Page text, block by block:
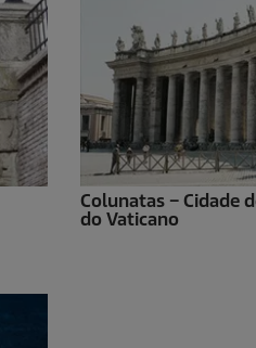
Colunatas – Cidade
do Vaticano